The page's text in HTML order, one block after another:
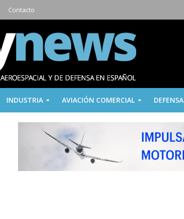
Contacto
INDUSTRIA AVIACIÓN COMERCIAL DEFENSA